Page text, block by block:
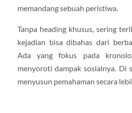
memandang sebuah peristiwa.
Tanpa heading khusus, sering
kejadian bisa dibahas dari
Ada yang fokus pada
menyoroti dampak sosialnya. Di
menyusun pemahaman secara